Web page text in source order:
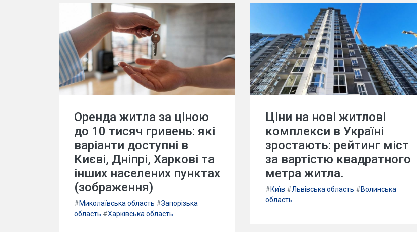
Оренда житла за ціною
до 10 тисяч гривень: які
варіанти доступні в
Києві, Дніпрі, Харкові та
інших населених пунктах
(зображення)
#Миколаївська область #Запорізька
область #Харківська область
Ціни на нові житлові
комплекси в Україні
зростають: рейтинг міст
за вартістю квадратного
метра житла.
#Київ #Львівська область #Волинська
область